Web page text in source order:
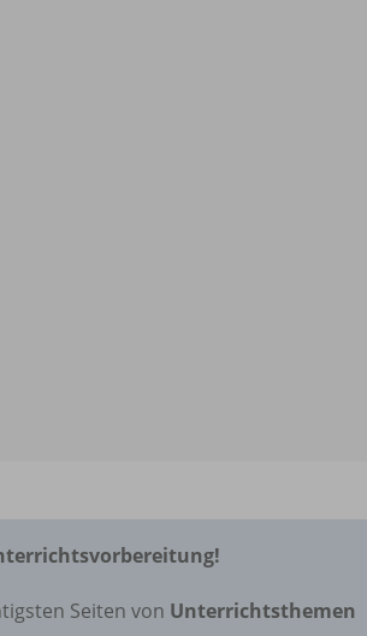
Seiten von Unterrichtsthemen